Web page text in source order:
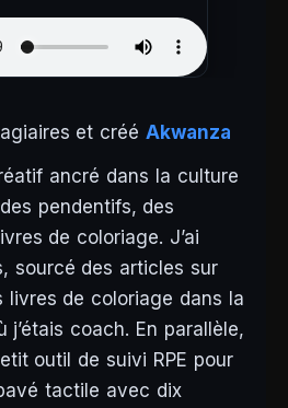
et crééAkwanza
ancré dans la culture
pendentifs, des
de coloriage. J’ai
sourcé des articles sur
livres de coloriage dans la
j’étais coach. En parallèle,
outil de suivi RPE pour
tactile avec dix